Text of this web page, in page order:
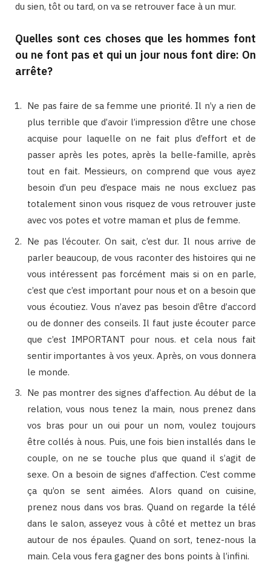
du sien, tôt ou tard, on va se retrouver face à un mur.
Quelles sont ces choses que les hommes font
ou ne font pas et qui un jour nous font dire: On
arrête?
Ne pas faire de sa femme une priorité. Il n’y a rien de
plus terrible que d’avoir l’impression d’être une chose
acquise pour laquelle on ne fait plus d’effort et de
passer après les potes, après la belle-famille, après
tout en fait. Messieurs, on comprend que vous ayez
besoin d’un peu d’espace mais ne nous excluez pas
totalement sinon vous risquez de vous retrouver juste
avec vos potes et votre maman et plus de femme.
Ne pas l’écouter. On sait, c’est dur. Il nous arrive de
parler beaucoup, de vous raconter des histoires qui ne
vous intéressent pas forcément mais si on en parle,
c’est que c’est important pour nous et on a besoin que
vous écoutiez. Vous n’avez pas besoin d’être d’accord
ou de donner des conseils. Il faut juste écouter parce
que c’est IMPORTANT pour nous. et cela nous fait
sentir importantes à vos yeux. Après, on vous donnera
le monde.
Ne pas montrer des signes d’affection. Au début de la
relation, vous nous tenez la main, nous prenez dans
vos bras pour un oui pour un nom, voulez toujours
être collés à nous. Puis, une fois bien installés dans le
couple, on ne se touche plus que quand il s’agit de
sexe. On a besoin de signes d’affection. C’est comme
ça qu’on se sent aimées. Alors quand on cuisine,
prenez nous dans vos bras. Quand on regarde la télé
dans le salon, asseyez vous à côté et mettez un bras
autour de nos épaules. Quand on sort, tenez-nous la
main. Cela vous fera gagner des bons points à l’infini.